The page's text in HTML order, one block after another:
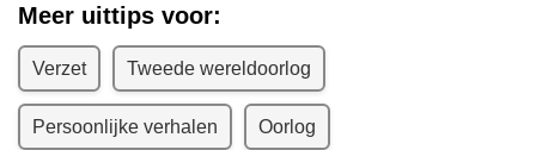
Meer uittips voor:
Verzet Tweede wereldoorlog
Persoonlijke verhalen Oorlog